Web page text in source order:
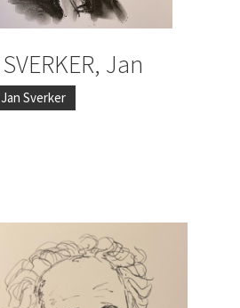
SVERKER, Jan
Jan Sverker